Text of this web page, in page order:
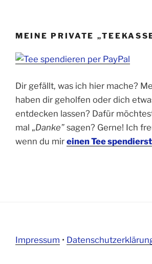
MEINE PRIVATE
Dir gefällt, was ich hier mache?
haben dir geholfen oder dich
entdecken lassen? Dafür
mal „Danke” sagen? Gerne! Ich
wenn du mir einen Tee spendierst
Impressum •